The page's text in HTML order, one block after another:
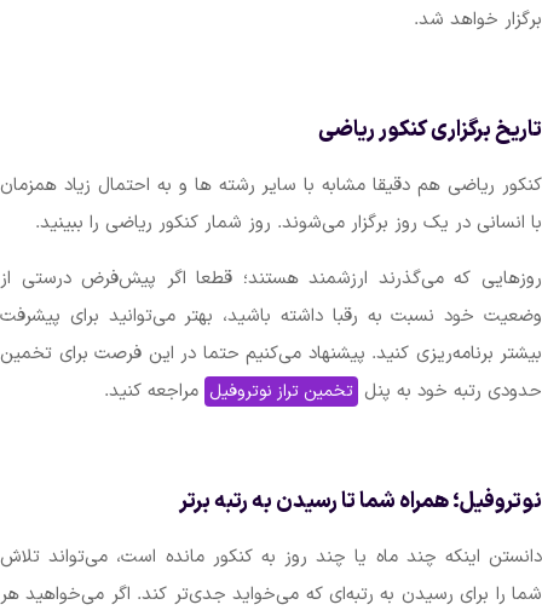
خواهد شد.
کنکور ریاضی
هم دقیقا مشابه با سایر رشته ها و به احتمال زیاد همزمان
در یک روز برگزار می‌شوند. روز شمار کنکور ریاضی را ببینید.
که می‌گذرند ارزشمند هستند؛ قطعا اگر پیش‌فرض درستی از
نسبت به رقبا داشته باشید، بهتر می‌توانید برای پیشرفت
کنید. پیشنهاد می‌کنیم حتما در این فرصت برای تخمین
خود به پنلتخمین تراز نوتروفیلمراجعه کنید.
همراه شما تا رسیدن به رتبه برتر
اینکه چند ماه یا چند روز به کنکور مانده است، می‌تواند تلاش
برای رسیدن به رتبه‌ای که می‌خواید جدی‌تر کند. اگر می‌خواهید هر